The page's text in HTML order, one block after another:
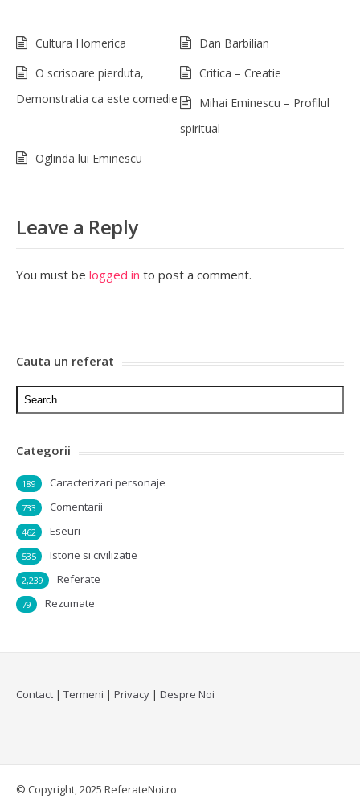
Cultura Homerica
Dan Barbilian
O scrisoare pierduta,
Demonstratia ca este comedie
Critica – Creatie
Mihai Eminescu – Profilul
spiritual
Oglinda lui Eminescu
Leave a Reply
You must be logged in to post a comment.
Cauta un referat
Categorii
Caracterizari personaje
189
Comentarii
733
Eseuri
462
Istorie si civilizatie
535
Referate
2,239
Rezumate
79
Contact | Termeni | Privacy | Despre Noi
© Copyright, 2025 ReferateNoi.ro